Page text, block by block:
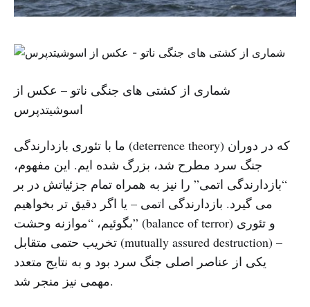
شماری از کشتی های جنگی ناتو – عکس از
اسوشیتدپرس
ما با تئوری بازدارندگی (deterrence theory) که در دوران
جنگ سرد مطرح شد، بزرگ شده ایم. این مفهوم،
“بازدارندگی اتمی” را نیز به همراه تمام جزئیاتش در بر
می گیرد. بازدارندگی اتمی – یا اگر دقیق تر بخواهیم
بگوئیم، “موازنه وحشت” (balance of terror) و تئوری
تخریب حتمی متقابل (mutually assured destruction) –
یکی از عناصر اصلی جنگ سرد بود و به نتایج متعدد
مهمی نیز منجر شد.